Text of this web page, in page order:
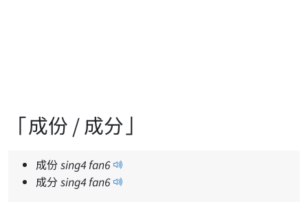
「成份 / 成分」
成份sing4fan6
成分sing4fan6